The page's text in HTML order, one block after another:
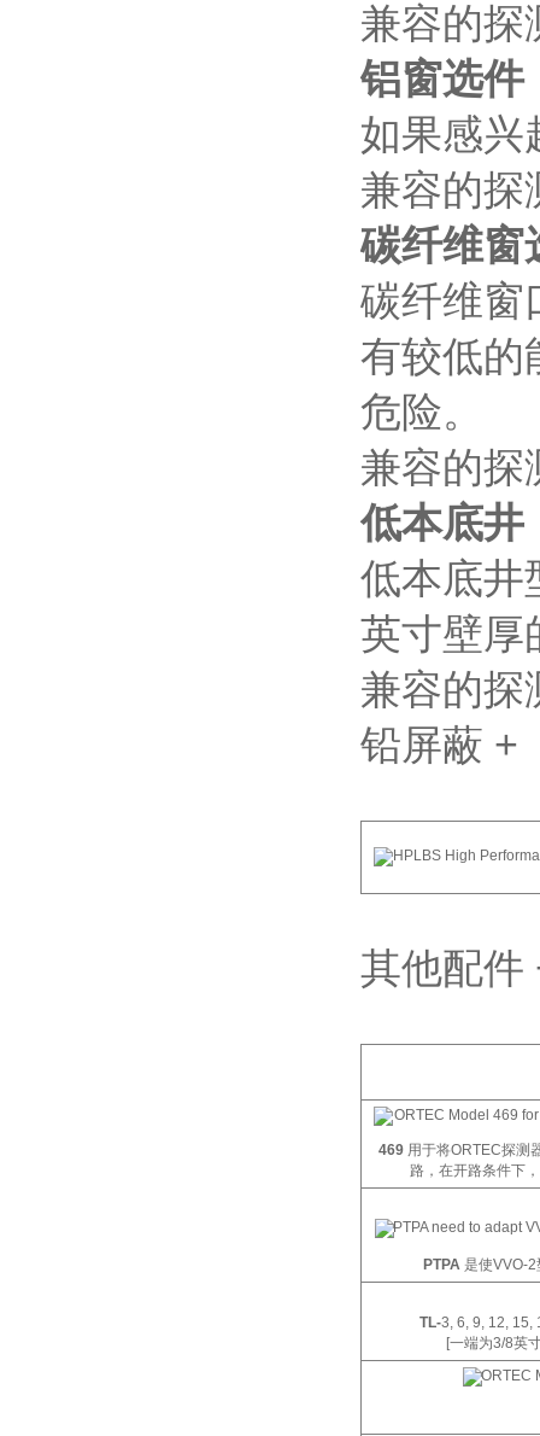
兼容的探
铝窗选件
如果感兴
兼容的探
碳纤维窗
碳纤维窗
有较低的
危险。
兼容的探
低本底井
低本底井
英寸壁厚
兼容的探
铅屏蔽 +
其他配件
469 用于将ORTEC探测
路，在开路条件下
PTPA是使VVO-2
TL-3, 6, 9, 12, 15,
[一端为3/8英